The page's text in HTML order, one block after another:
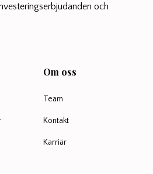
och
Om oss
Team
Kontakt
Karriär